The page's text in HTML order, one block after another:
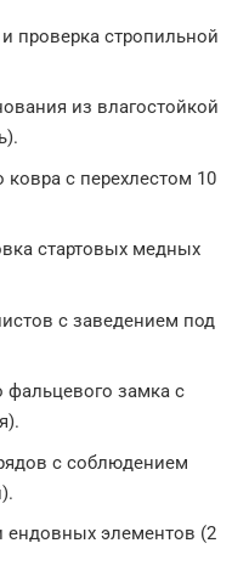
проверка стропильной
из влагостойкой
ковра с перехлестом 10
стартовых медных
с заведением под
замка с
с соблюдением
ендовных элементов (2